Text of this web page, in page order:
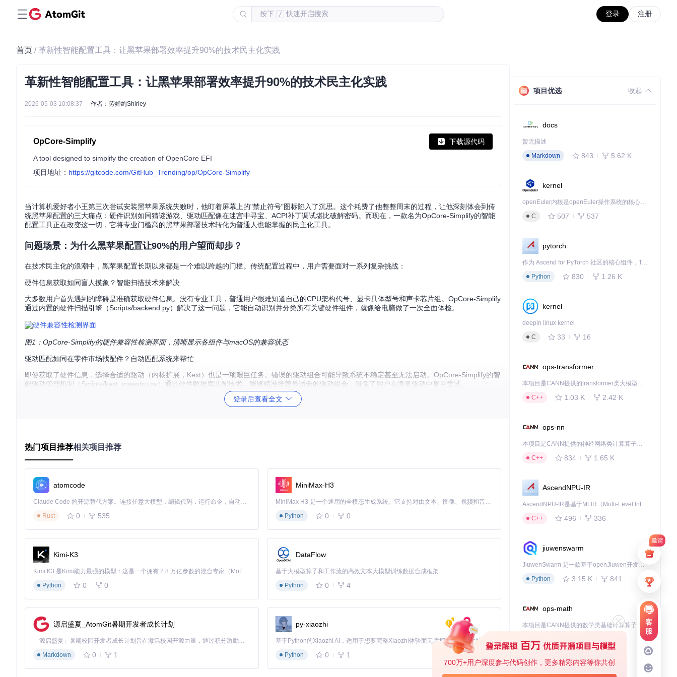
按下 / 快速开启搜索 登录 注册
邀请
客
服
700万+用户深度参与代码创作，更多精彩内容等你共创
首页 / 革新性智能配置工具：让黑苹果部署效率提升90%的技术民主化实践
革新性智能配置工具：让黑苹果部署效率提升90%的技术民主化实践
2026-05-03 10:08:37 作者：劳婵绚Shirley
OpCore-Simplify 下载源代码
A tool designed to simplify the creation of OpenCore EFI
项目地址： https://gitcode.com/GitHub_Trending/op/OpCore-Simplify
当计算机爱好者小王第三次尝试安装黑苹果系统失败时，他盯着屏幕上的"禁止符号"图标陷入了沉思。这个耗费了他整整周末的过程，让他深刻体会到传
统黑苹果配置的三大痛点：硬件识别如同猜谜游戏、驱动匹配像在迷宫中寻宝、ACPI补丁调试堪比破解密码。而现在，一款名为OpCore-Simplify的智能
配置工具正在改变这一切，它将专业门槛高的黑苹果部署技术转化为普通人也能掌握的民主化工具。
问题场景：为什么黑苹果配置让90%的用户望而却步？
在技术民主化的浪潮中，黑苹果配置长期以来都是一个难以跨越的门槛。传统配置过程中，用户需要面对一系列复杂挑战：
硬件信息获取如同盲人摸象？智能扫描技术来解决
大多数用户首先遇到的障碍是准确获取硬件信息。没有专业工具，普通用户很难知道自己的CPU架构代号、显卡具体型号和声卡芯片组。OpCore-Simplify
通过内置的硬件扫描引擎（Scripts/backend.py）解决了这一问题，它能自动识别并分类所有关键硬件组件，就像给电脑做了一次全面体检。
图1：OpCore-Simplify的硬件兼容性检测界面，清晰显示各组件与macOS的兼容状态
驱动匹配如同在零件市场找配件？自动匹配系统来帮忙
即使获取了硬件信息，选择合适的驱动（内核扩展，Kext）也是一项艰巨任务。错误的驱动组合可能导致系统不稳定甚至无法启动。OpCore-Simplify的智
能驱动管理机制（Scripts/kext_maestro.py）通过硬件数据库匹配技术，能够精准推荐最适合的驱动组合，避免了用户在海量驱动中盲目尝试。
工具核心突破：四大技术创新如何实现效率革命？
OpCore-Simplify的核心价值在于它将专业知识编码为自动化流程，实现了四大技术突破：
零基础也能搞定硬件适配？智能硬件分析引擎的魔力
功能：全自动硬件检测与兼容性评估
优势：将原本需要数小时的手动硬件分析缩短至3分钟，准确率提升至95%以上
图2：OpCore-Simplify的智能配置流程，从硬件检测到EFI生成的全自动化路径
复杂设置如何一键完成？决策树驱动的配置系统
功能：基于决策树的配置生成器
驱动冲突如何智能避免？AI驱动的兼容性引擎
：通过Scripts/compatibility_checker.py实现驱动组合的智能评估
优势：将驱动相关问题导致的启动失败率从65%降至15%以下
效率对比数据
登录后查看全文
热门项目推荐相关项目推荐
atomcode
Claude Code 的开源替代方案。连接任意大模型，编辑代码，运行命令，自动验证 — 全自动执行。用 Rust 构建，极致性能。 ｜ An open-source alternative to Claude Code. Connect any LLM, edit code, run commands, and verify changes — autonomously. Built in Rust for speed. Get Started
Rust
0 535
MiniMax-H3
MiniMax H3 是一个通用的全模态生成系统。它支持对由文本、图像、视频和音频组成的多模态上下文进行统一理解，并能生成分辨率高达 2K、时长可达 15 秒的带原生立体声音频的视频。得益于面向任务泛化的系统设计，H3 在预训练阶段就已具备广泛的多模态上下文理解与生成能力，能够出色地执行复杂的多模态指令。
Python
0 0
Kimi-K3
Kimi K3 是Kimi能力最强的模型：这是一个拥有 2.8 万亿参数的混合专家（MoE）模型，具备原生视觉理解能力，并支持 100 万 token 的上下文窗口。
Python
0 0
DataFlow
基于大模型算子和工作流的高效文本大模型训练数据合成框架
Python
0 4
源启盛夏_AtomGit暑期开发者成长计划
「源启盛夏」暑期校园开发者成长计划旨在激活校园开源力量，通过积分激励、认证扶持、资源倾斜等形式，引导高校组织和开发者完成「入驻 — 建项目 — 做贡献 — 获认证 — 得资源」的完整闭环。无论你是想带领社团入驻平台的组织者，还是希望用代码贡献证明自己的开发者，都能在这里找到属于你的成长路径。
Markdown
0 1
py-xiaozhi
基于Python的Xiaozhi AI，适用于想要完整Xiaozhi体验而无需拥有专用硬件的用户。
Python
0 1
项目优选 收起
docs
暂无描述
Markdown
843 5.62 K
kernel
openEuler内核是openEuler操作系统的核心，既是系统性能与稳定性的基石，也是连接处理器、设备与服务的桥梁。
C
507 537
pytorch
作为 Ascend for PyTorch 社区的核心组件，TorchNPU 是昇腾专为 PyTorch 打造的深度学习适配插件，使 PyTorch 框架能够直接调用昇腾 NPU，为开发者提供昇腾 AI 处理器的超强算力。
Python
830 1.26 K
kernel
deepin linux kernel
C
33 16
ops-transformer
本项目是CANN提供的transformer类大模型算子库，实现网络在NPU上加速计算。
C++
1.03 K 2.42 K
ops-nn
本项目是CANN提供的神经网络类计算算子库，实现网络在NPU上加速计算。
C++
834 1.65 K
AscendNPU-IR
AscendNPU-IR是基于MLIR（Multi-Level Intermediate Representation）构建的，面向昇腾亲和算子编译时使用的中间表示，提供昇腾完备表达能力，通过编译优化提升昇腾AI处理器计算效率，支持通过生态框架使能昇腾AI处理器与深度调优
C++
496 336
jiuwenswarm
JiuwenSwarm 是一款基于openJiuwen开发的智能AI Agent，它能够将大语言模型的强大能力，通过你日常使用的各类通讯应用，直接延伸至你的指尖。
Python
3.15 K 841
ops-math
C++
deveco-code